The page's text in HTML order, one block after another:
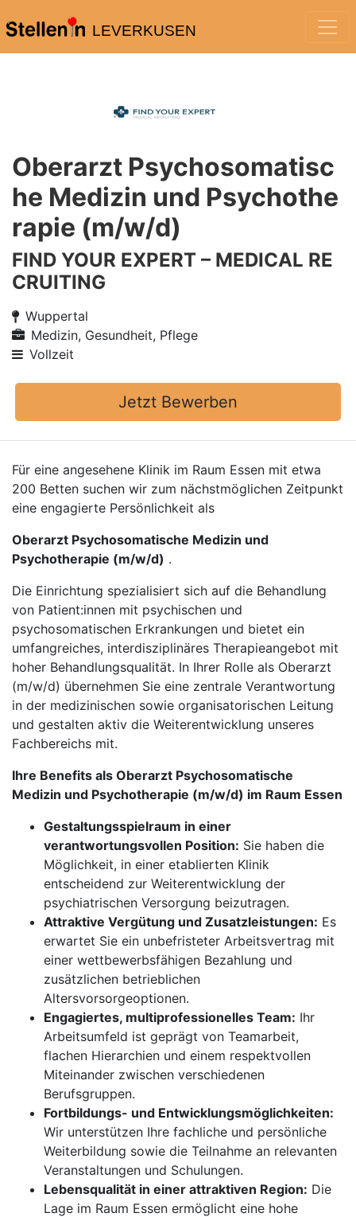
LEVERKUSEN
Oberarzt Psychosomatisc
he Medizin und Psychothe
rapie (m/w/d)
FIND YOUR EXPERT – MEDICAL RE
CRUITING
Wuppertal
Medizin, Gesundheit, Pflege
Vollzeit
Jetzt Bewerben
Für eine angesehene Klinik im Raum Essen mit etwa
200 Betten suchen wir zum nächstmöglichen Zeitpunkt
eine engagierte Persönlichkeit als
Oberarzt Psychosomatische Medizin und
Psychotherapie (m/w/d) .
Die Einrichtung spezialisiert sich auf die Behandlung
von Patient:innen mit psychischen und
psychosomatischen Erkrankungen und bietet ein
umfangreiches, interdisziplinäres Therapieangebot mit
hoher Behandlungsqualität. In Ihrer Rolle als Oberarzt
(m/w/d) übernehmen Sie eine zentrale Verantwortung
in der medizinischen sowie organisatorischen Leitung
und gestalten aktiv die Weiterentwicklung unseres
Fachbereichs mit.
Ihre Benefits als Oberarzt Psychosomatische
Medizin und Psychotherapie (m/w/d) im Raum Essen
Gestaltungsspielraum in einer
verantwortungsvollen Position: Sie haben die
Möglichkeit, in einer etablierten Klinik
entscheidend zur Weiterentwicklung der
psychiatrischen Versorgung beizutragen.
Attraktive Vergütung und Zusatzleistungen: Es
erwartet Sie ein unbefristeter Arbeitsvertrag mit
einer wettbewerbsfähigen Bezahlung und
zusätzlichen betrieblichen
Altersvorsorgeoptionen.
Engagiertes, multiprofessionelles Team: Ihr
Arbeitsumfeld ist geprägt von Teamarbeit,
flachen Hierarchien und einem respektvollen
Miteinander zwischen verschiedenen
Berufsgruppen.
Fortbildungs- und Entwicklungsmöglichkeiten:
Wir unterstützen Ihre fachliche und persönliche
Weiterbildung sowie die Teilnahme an relevanten
Veranstaltungen und Schulungen.
Lebensqualität in einer attraktiven Region: Die
Lage im Raum Essen ermöglicht eine hohe